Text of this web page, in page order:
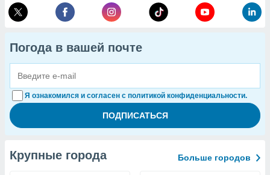
Погода в вашей почте
Я ознакомился и согласен с политикой конфиденциальности.
Крупные города Больше городов